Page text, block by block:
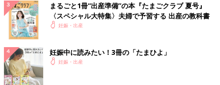
まるごと1冊“出産準備”の本『たまごクラブ 夏号』
〈スペシャル大特集〉夫婦で予習する 出産の教科書
妊娠・出産
妊娠中に読みたい！3冊の「たまひよ」
妊娠・出産